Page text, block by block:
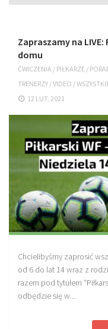
Aplikacja Pro
Poręcze do
Drążki do
Guma
PRODUKTY
Piłkarska Kuchnia
Poradnik Piłkarza
Zeszyt Trenera
Dziennik Piłkarza
Planer Trenera –
Plany treningowe
Program treningowy
Plan treningowy core
Zapraszamy na LIVE:
domu
ĆWICZENIA / PIŁKARZE /
TRENERZY /VIDEO /
12 LUT, 2021
Chcielibyśmy zaprosić
od 6 do lat 14 wraz z
razem pod tytułem
odbędzie się w...